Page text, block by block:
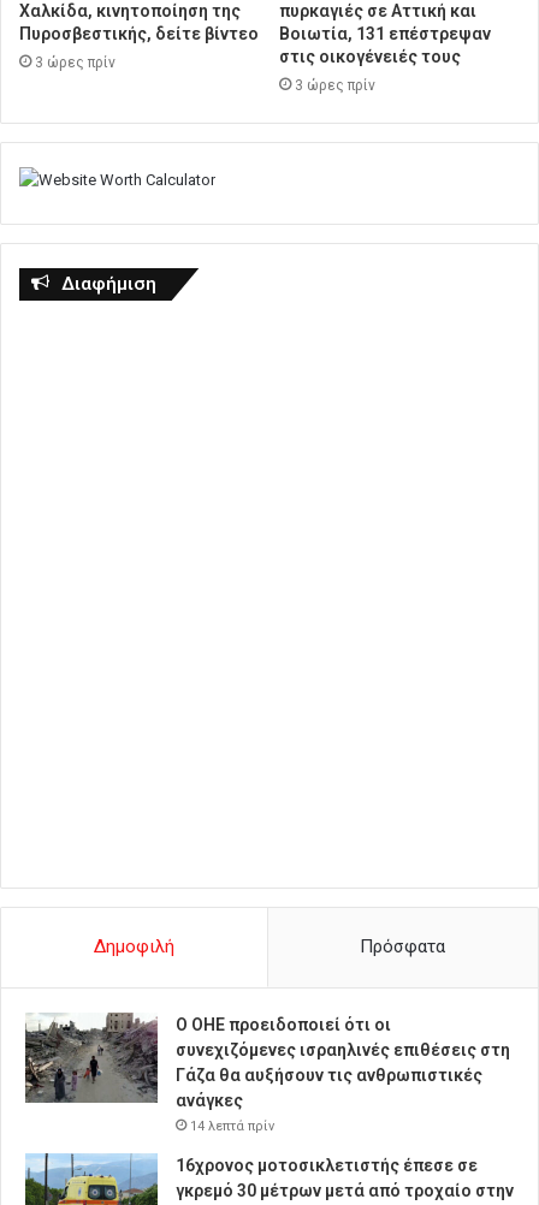
Χαλκίδα, κινητοποίηση της
Πυροσβεστικής, δείτε βίντεο
3 ώρες πρίν
πυρκαγιές σε Αττική και
Βοιωτία, 131 επέστρεψαν
στις οικογένειές τους
3 ώρες πρίν
Διαφήμιση
Δημοφιλή Πρόσφατα
Ο ΟΗΕ προειδοποιεί ότι οι
συνεχιζόμενες ισραηλινές επιθέσεις στη
Γάζα θα αυξήσουν τις ανθρωπιστικές
ανάγκες
14 λεπτά πρίν
16χρονος μοτοσικλετιστής έπεσε σε
γκρεμό 30 μέτρων μετά από τροχαίο στην